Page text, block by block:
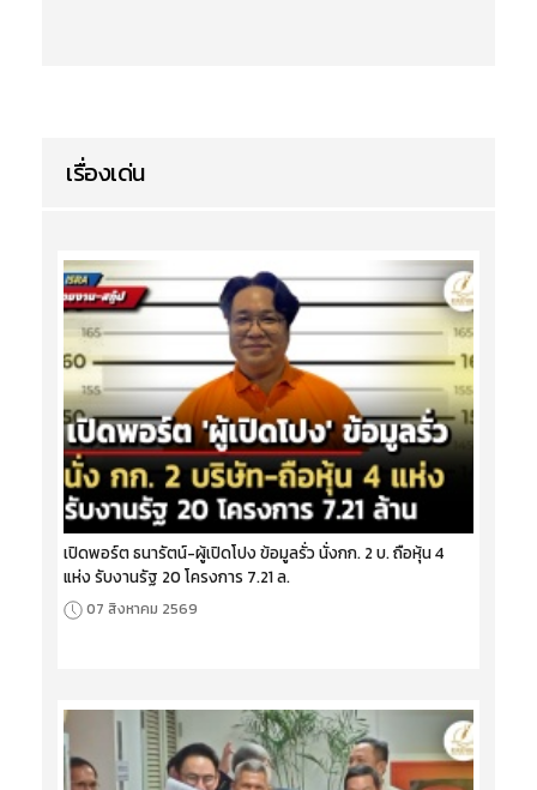
เรื่องเด่น
เปิดพอร์ต ธนารัตน์-ผู้เปิดโปง ข้อมูลรั่ว นั่งกก. 2 บ. ถือหุ้น 4
แห่ง รับงานรัฐ 20 โครงการ 7.21 ล.
07 สิงหาคม 2569